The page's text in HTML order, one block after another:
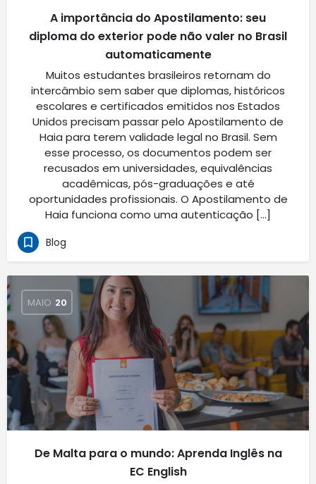
A importância do Apostilamento: seu
diploma do exterior pode não valer no Brasil
automaticamente
Muitos estudantes brasileiros retornam do
intercâmbio sem saber que diplomas, históricos
escolares e certificados emitidos nos Estados
Unidos precisam passar pelo Apostilamento de
Haia para terem validade legal no Brasil. Sem
esse processo, os documentos podem ser
recusados em universidades, equivalências
acadêmicas, pós-graduações e até
oportunidades profissionais. O Apostilamento de
Haia funciona como uma autenticação […]
Blog
MAIO 20
De Malta para o mundo: Aprenda Inglês na
EC English